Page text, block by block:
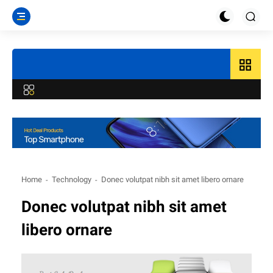
grid_view
Home Technology Donec volutpat nibh sit amet libero ornare
Donec volutpat nibh sit amet
libero ornare